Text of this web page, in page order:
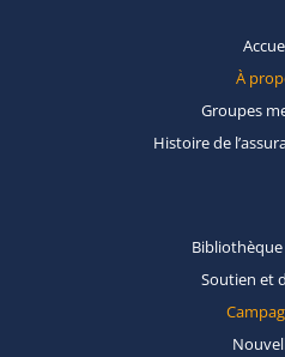
À
Groupes
Histoire de
Soutien et